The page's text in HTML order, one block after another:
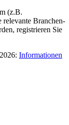
(z.B.
relevante Branchen-
registrieren Sie
Informationen